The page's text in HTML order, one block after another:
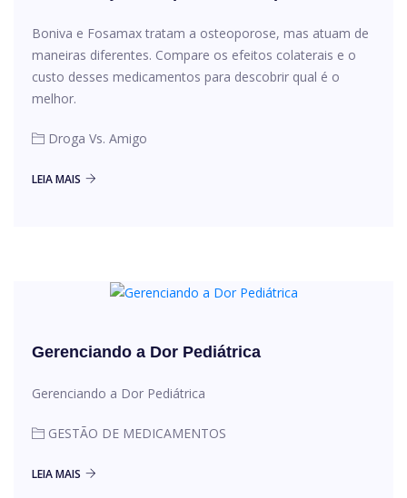
Boniva e Fosamax tratam a osteoporose, mas atuam de
maneiras diferentes. Compare os efeitos colaterais e o
custo desses medicamentos para descobrir qual é o
melhor.
Droga Vs. Amigo
LEIA MAIS
Gerenciando a Dor Pediátrica
Gerenciando a Dor Pediátrica
GESTÃO DE MEDICAMENTOS
LEIA MAIS